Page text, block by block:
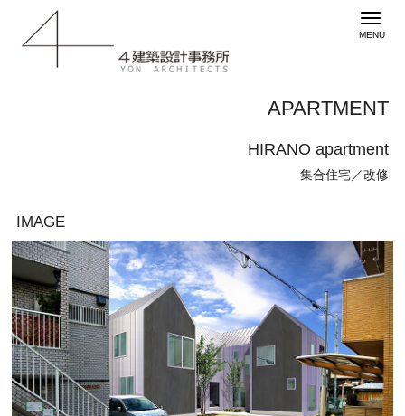
APARTMENT
HIRANO apartment
集合住宅／改修
IMAGE